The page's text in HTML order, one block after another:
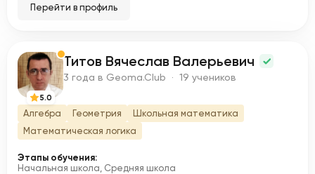
Перейти в профиль
Т
5.0
Титов Вячеслав Валерьевич
3 года в Geoma.Club · 19 учеников
Алгебра Геометрия
Школьная математика
Математическая логика
Этапы обучения:
Начальная школа, Средняя школа